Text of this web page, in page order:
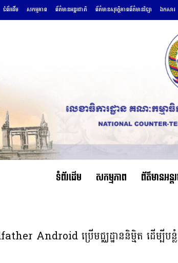
ទំព័រដើម សកម្មភាព ព័ត៌មានអន្តរជាតិ ព័ត៌មានសុវត្ថិភាពព័ត៌មានវិទ្យា ឯកសារ
ទំព័រដើម សកម្មភាព ព័ត៌មានអន្ត
Android ប្រើមជ្ឈដ្ឋាននិម្មិត ដើម្បីបន្លំ